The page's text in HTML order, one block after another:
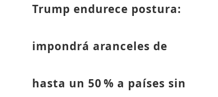
Trump endurece postura:
impondrá aranceles de
hasta un 50 % a países sin